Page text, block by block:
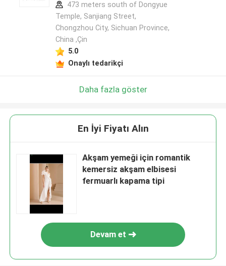
473 meters south of Dongyue
Temple, Sanjiang Street,
Chongzhou City, Sichuan Province,
China ,Çin
5.0
Onaylı tedarikçi
Daha fazla göster
En İyi Fiyatı Alın
Akşam yemeği için romantik
kemersiz akşam elbisesi
fermuarlı kapama tipi
Devam et